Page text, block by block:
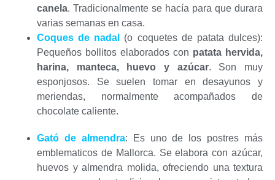
canela. Tradicionalmente se hacía para que durara
varias semanas en casa.
Coques de nadal
(o coquetes de patata dulces):
Pequeños bollitos elaborados con patata hervida,
harina, manteca, huevo y azúcar. Son muy
esponjosos. Se suelen tomar en desayunos y
meriendas, normalmente acompañados de
chocolate caliente.
Gató de almendra: Es uno de los postres más
emblematicos de Mallorca. Se elabora con azúcar,
huevos y almendra molida, ofreciendo una textura